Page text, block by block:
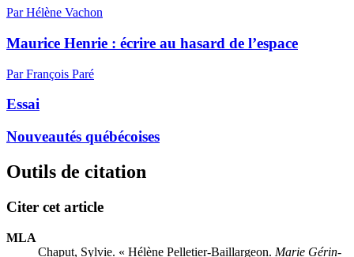
Par Hélène Vachon
Maurice Henrie : écrire au hasard de l’espace
Par François Paré
Essai
Nouveautés québécoises
Outils de citation
Citer cet article
MLA
Chaput, Sylvie. « Hélène Pelletier-Baillargeon. Marie Gérin-